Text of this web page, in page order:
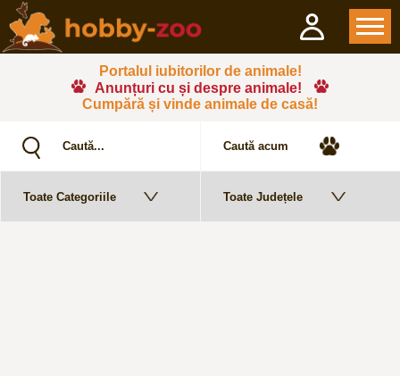
Portalul iubitorilor de animale!
Anunțuri cu și despre animale!
Cumpără și vinde animale de casă!